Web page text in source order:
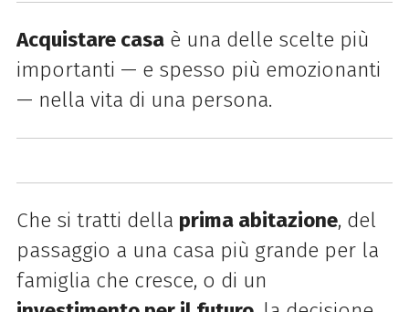
Acquistare casaè una delle scelte più
importanti — e spesso più emozionanti
— nella vita di una persona.
Che si tratti della prima abitazione, del
passaggio a una casa più grande per la
famiglia che cresce, o di un